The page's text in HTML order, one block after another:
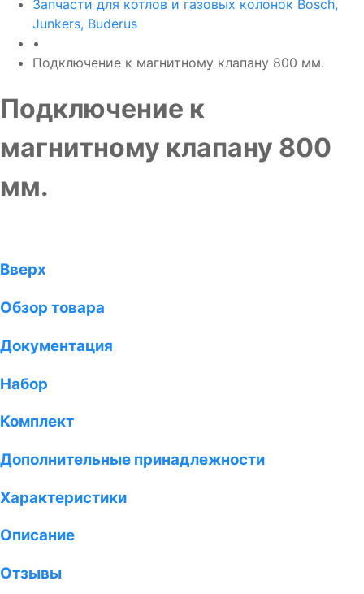
Запчасти для котлов и газовых колонок Bosch,
Junkers, Buderus
•
Подключение к магнитному клапану 800 мм.
Подключение к
магнитному клапану 800
мм.
Вверх
Обзор товара
Документация
Набор
Комплект
Дополнительные принадлежности
Характеристики
Описание
Отзывы